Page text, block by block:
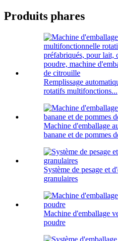
Produits phares
Remplissage
rotatifs multifonctions...
Machine d'emballage
banane et de pommes
Système de pesage et
granulaires
Machine d'emballage
poudre